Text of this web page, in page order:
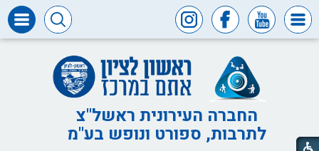
ומכרזים
חופש
המידע
דבר
ראש
החברה העירונית ראשל"צ
לתרבות, ספורט ונופש בע"מ